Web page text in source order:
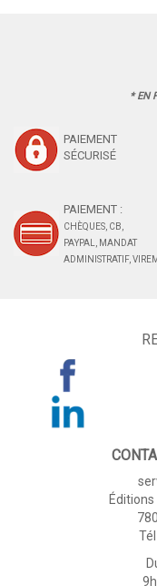
* EN
PAIEMENT
SÉCURISÉ
PAIEMENT :
CHÈQUES, CB,
PAYPAL, MANDAT
ADMINISTRATIF,
Éditions